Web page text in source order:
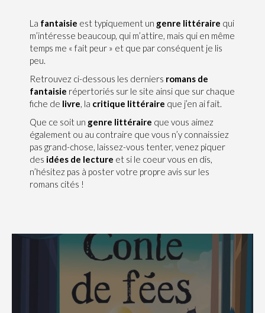
La fantaisie est typiquement un genre littéraire qui
m’intéresse beaucoup, qui m’attire, mais qui en même
temps me « fait peur » et que par conséquent je lis
peu.
Retrouvez ci-dessous les derniers romans de
fantaisie répertoriés sur le site ainsi que sur chaque
fiche de livre, la critique littéraire que j’en ai fait.
Que ce soit un genre littéraire que vous aimez
également ou au contraire que vous n’y connaissiez
pas grand-chose, laissez-vous tenter, venez piquer
des idées de lecture et si le coeur vous en dis,
n’hésitez pas à poster votre propre avis sur les
romans cités !